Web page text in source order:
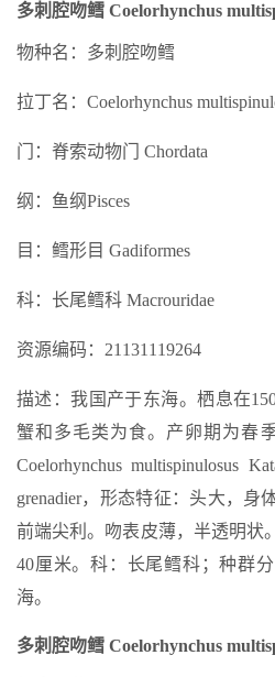
多刺腔吻鳕 Coelorhynchus
物种名：多刺腔吻鳕
拉丁名：Coelorhynchus
门：脊索动物门 Chordata
纲：鱼纲Pisces
目：鳕形目 Gadiformes
科：长尾鳕科 Macrouridae
资源编码：21131119264
描述：我国产于东海。栖息在
蟹和多毛类为食。产卵期为春
Coelorhynchus multispinulosus
grenadier，形态特征：头大，身
前端尖利。吻表皮薄，半透明状
40厘米。科：长尾鳕科；种群
海。
多刺腔吻鳕 Coelorhynchus